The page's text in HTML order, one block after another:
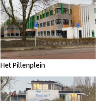
Het Pillenplein